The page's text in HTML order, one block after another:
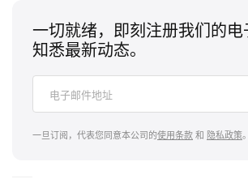
一切就绪，即刻注册我们的
知悉最新动态。
一旦订阅，代表您同意本公司的使用条款和 隐私政策。